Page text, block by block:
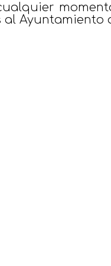
Ayuntamiento